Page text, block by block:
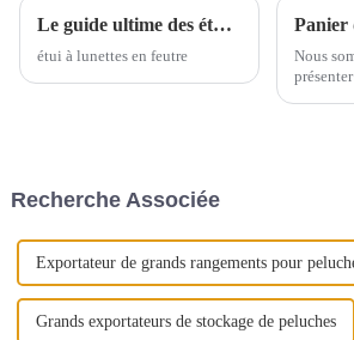
Le guide ultime des étuis à lunettes en feutre polyester : résistants aux rayures, légers et durables
étui à lunettes en feutre
Nous
Recherche Associée
Exportateur de grands rangements pour
Grands exportateurs de stockage de peluches